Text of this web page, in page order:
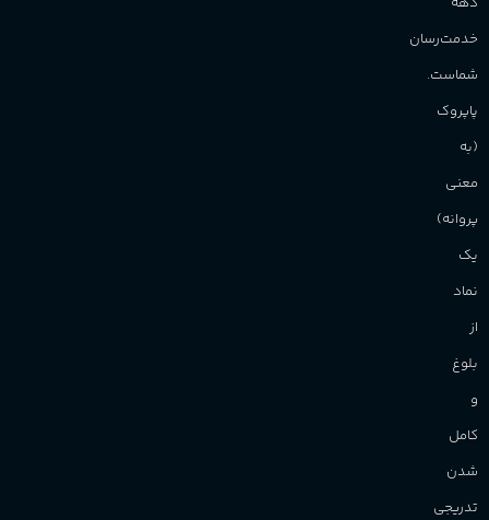
خدمت‌رسان
شماست.
پاپروک
(به
معنی
پروانه)
یک
نماد
از
بلوغ
و
کامل
شدن
تدریجی